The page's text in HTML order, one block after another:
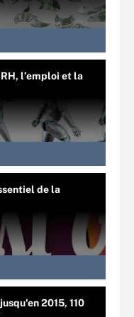
l’emploi et la
de la
2015, 110